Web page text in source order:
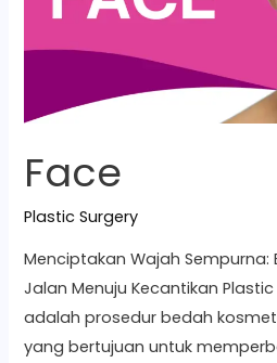
Face
Plastic Surgery
Menciptakan Wajah Sempurna:
Jalan Menuju Kecantikan
adalah prosedur bedah
yang bertujuan untuk